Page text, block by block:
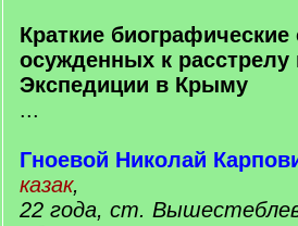
Краткие
осужденных к расстрелу
Экспедиции в Крыму
...
Гноевой Николай
казак,
22 года, ст.